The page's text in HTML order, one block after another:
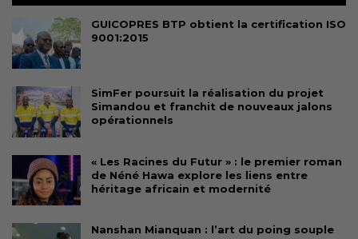
GUICOPRES BTP obtient la certification ISO
9001:2015
SimFer poursuit la réalisation du projet
Simandou et franchit de nouveaux jalons
opérationnels
« Les Racines du Futur » : le premier roman
de Néné Hawa explore les liens entre
héritage africain et modernité
Nanshan Mianquan : l’art du poing souple